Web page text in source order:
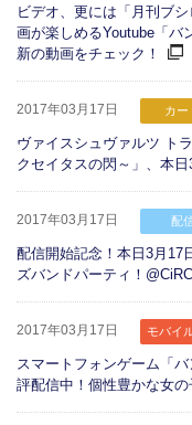
ビデオ、更には「月刊ブ
画が楽しめるYoutube「
新の動画をチェック！
2017年03月17日 カー
ヴァイスシュヴァルツ ト
クセイタスの閃～」、本日
2017年03月17日 配
配信開始記念！本日3月17
ズバンドパーティ！
2017年03月17日 モバイ
スマートフォンゲーム「
評配信中！個性豊かな女